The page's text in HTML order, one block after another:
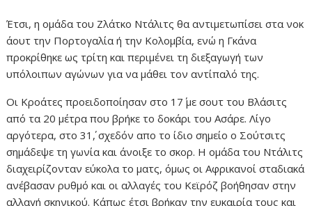
Έτσι, η ομάδα του Ζλάτκο Ντάλιτς θα αντιμετωπίσει στα νοκ
άουτ την Πορτογαλία ή την Κολομβία, ενώ η Γκάνα
προκρίθηκε ως τρίτη και περιμένει τη διεξαγωγή των
υπόλοιπων αγώνων για να μάθει τον αντίπαλό της.
Οι Κροάτες προειδοποίησαν στο 17΄ με σουτ του Βλάσιτς
από τα 20 μέτρα που βρήκε το δοκάρι του Ασάρε. Λίγο
αργότερα, στο 31΄, σχεδόν απο το ίδιο σημείο ο Σούτσιτς
σημάδεψε τη γωνία και άνοιξε το σκορ. Η ομάδα του Ντάλιτς
διαχειρίζονταν εύκολα το ματς, όμως οι Αφρικανοί σταδιακά
ανέβασαν ρυθμό και οι αλλαγές του Κεϊρόζ βοήθησαν στην
αλλαγή σκηνικού. Κάπως έτσι βρήκαν την ευκαιρία τους και